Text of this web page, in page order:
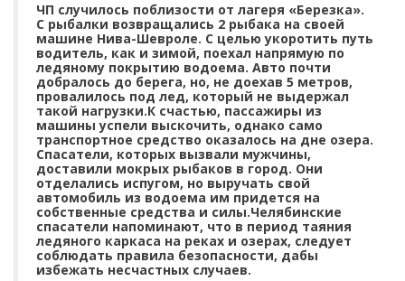
ЧП случилось поблизости от лагеря «Березка».
С рыбалки возвращались 2 рыбака на своей
машине Нива-Шевроле. С целью укоротить путь
водитель, как и зимой, поехал напрямую по
ледяному покрытию водоема. Авто почти
добралось до берега, но, не доехав 5 метров,
провалилось под лед, который не выдержал
такой нагрузки.К счастью, пассажиры из
машины успели выскочить, однако само
транспортное средство оказалось на дне озера.
Спасатели, которых вызвали мужчины,
доставили мокрых рыбаков в город. Они
отделались испугом, но выручать свой
автомобиль из водоема им придется на
собственные средства и силы.Челябинские
спасатели напоминают, что в период таяния
ледяного каркаса на реках и озерах, следует
соблюдать правила безопасности, дабы
избежать несчастных случаев.